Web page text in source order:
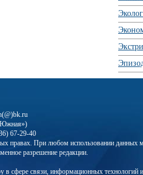
67-29-40
правах. При любом использовании
разрешение редакции.
сфере связи, информационных технологий